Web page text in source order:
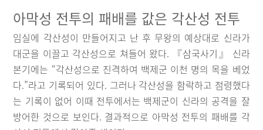
아막성 전투의 패배를 값은 각산성 전투
임실에 각산성이 만들어지고 난 후 무왕의 예상대로 신라가
대군을 이끌고 각산성으로 쳐들어 왔다. 『삼국사기』 신라
본기에는 “각산성으로 진격하여 백제군 이천 명의 목을 베었
다.”라고 기록되어 있다. 그러나 각산성을 함락하고 점령했다
는 기록이 없어 이때 전투에서는 백제군이 신라의 공격을 잘
방어한 것으로 보인다. 결과적으로 아막성 전투의 패배를 각